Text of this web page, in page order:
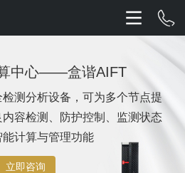
中心——盒谐AIFT
测分析设备，可为多个节点提
容检测、防护控制、监测状态
能计算与管理功能
立即咨询